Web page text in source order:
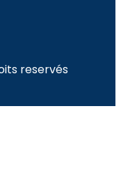
reservés